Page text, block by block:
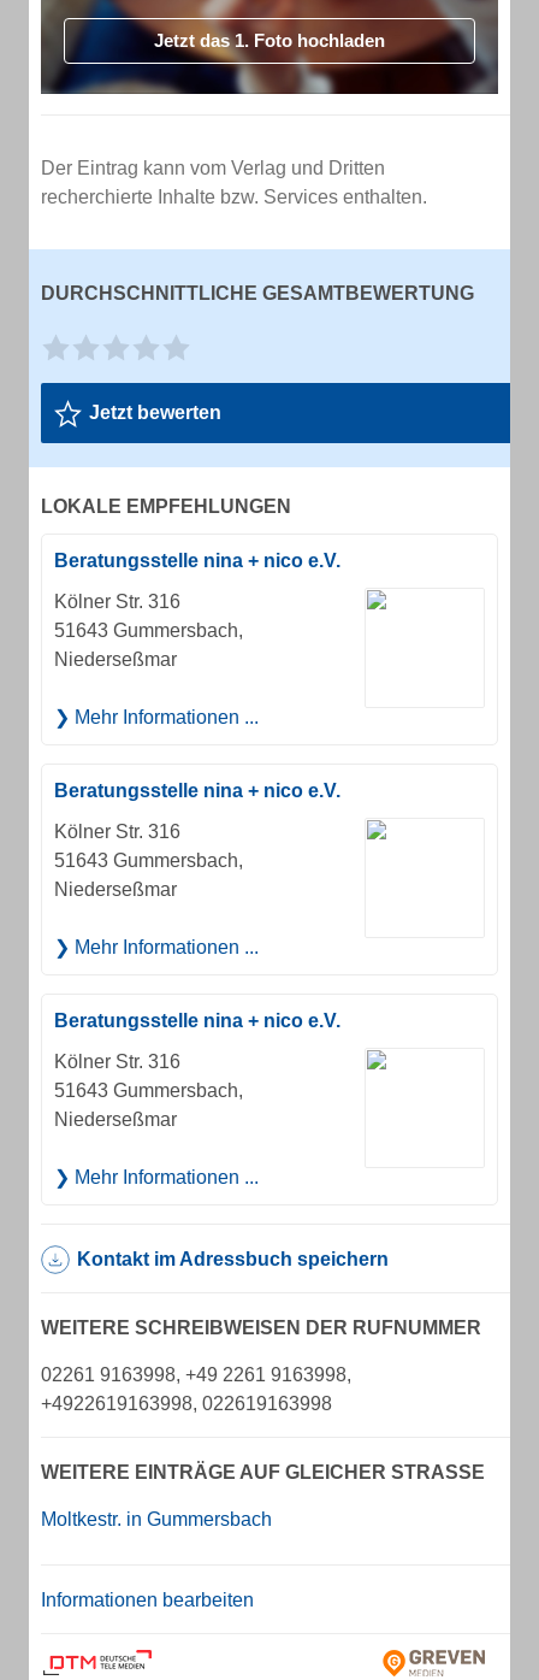
Jetzt das 1. Foto hochladen
Der Eintrag kann vom Verlag und Dritten
recherchierte Inhalte bzw. Services enthalten.
DURCHSCHNITTLICHE GESAMTBEWERTUNG
Jetzt bewerten
LOKALE EMPFEHLUNGEN
Beratungsstelle nina + nico e.V.
Kölner Str. 316
51643 Gummersbach,
Niederseßmar
Mehr Informationen ...
Beratungsstelle nina + nico e.V.
Kölner Str. 316
51643 Gummersbach,
Niederseßmar
Mehr Informationen ...
Beratungsstelle nina + nico e.V.
Kölner Str. 316
51643 Gummersbach,
Niederseßmar
Mehr Informationen ...
Kontakt im Adressbuch speichern
WEITERE SCHREIBWEISEN DER RUFNUMMER
02261 9163998, +49 2261 9163998,
+4922619163998, 022619163998
WEITERE EINTRÄGE AUF GLEICHER STRASSE
Moltkestr. in Gummersbach
Informationen bearbeiten